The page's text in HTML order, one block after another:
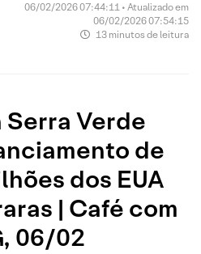
06/02/2026 07:44:11 • Atualizado em
06/02/2026 07:54:15
13 minutos de leitura
Verde
de
dos EUA
| Café com
06/02